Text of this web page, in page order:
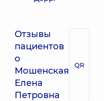
Отзывы
пациентов
о
Мошенская
Елена
Петровна
QR